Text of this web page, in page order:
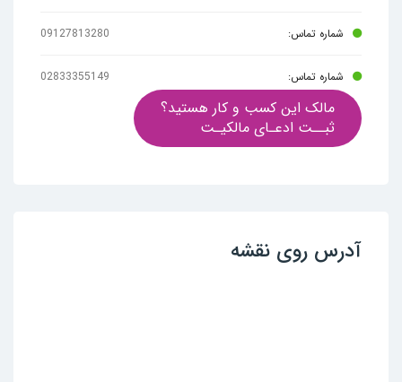
شماره تماس: 09127813280
شماره تماس: 02833355149
مالک این کسب و کار هستید؟
ثبــت ادعـای مالکیـت
آدرس روی نقشه